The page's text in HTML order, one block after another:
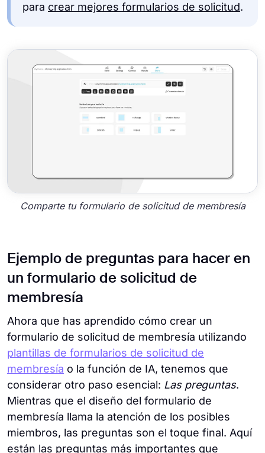
para crear mejores formularios de solicitud.
Comparte tu formulario de solicitud de membresía
Ejemplo de preguntas para hacer en
un formulario de solicitud de
membresía
Ahora que has aprendido cómo crear un
formulario de solicitud de membresía utilizando
plantillas de formularios de solicitud de
membresía o la función de IA, tenemos que
considerar otro paso esencial: Las preguntas.
Mientras que el diseño del formulario de
membresía llama la atención de los posibles
miembros, las preguntas son el toque final. Aquí
están las preguntas más importantes que